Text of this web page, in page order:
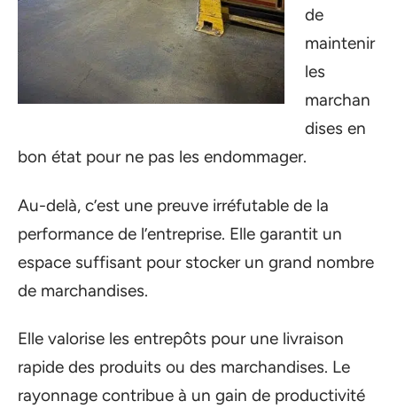
de
maintenir
les
marchan
dises en
bon état pour ne pas les endommager.
Au-delà, c’est une preuve irréfutable de la
performance de l’entreprise. Elle garantit un
espace suffisant pour stocker un grand nombre
de marchandises.
Elle valorise les entrepôts pour une livraison
rapide des produits ou des marchandises. Le
rayonnage contribue à un gain de productivité